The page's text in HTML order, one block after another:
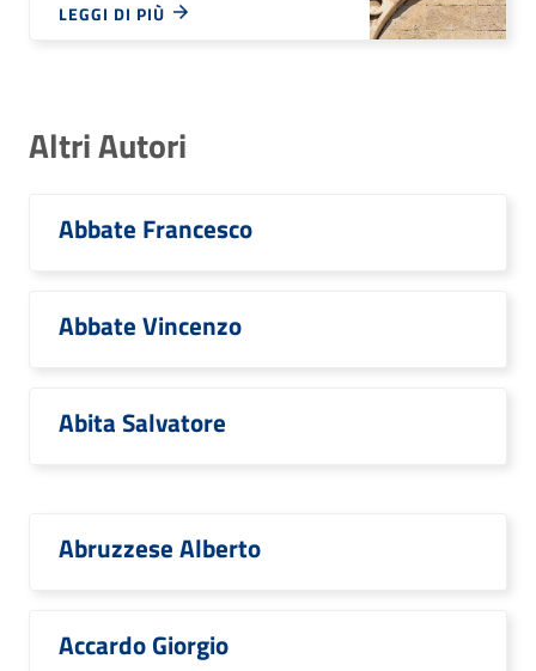
LEGGI DI PIÙ
Altri Autori
Abbate Francesco
Abbate Vincenzo
Abita Salvatore
Abruzzese Alberto
Accardo Giorgio